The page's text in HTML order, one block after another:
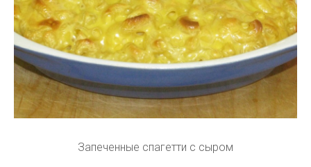
Запеченные спагетти с сыром